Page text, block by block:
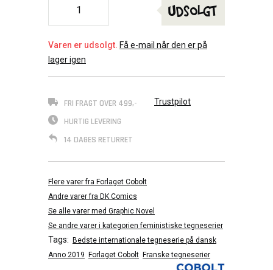
Udsolgt
Varen er udsolgt. Få e-mail når den er på
lager igen
FRI FRAGT OVER 499,-
HURTIG LEVERING
14 DAGES RETURRET
Trustpilot
Flere varer fra Forlaget Cobolt
Andre varer fra DK Comics
Se alle varer med Graphic Novel
Se andre varer i kategorien feministiske tegneserier
Tags:
Bedste internationale tegneserie​ på dansk
Anno 2019
Forlaget Cobolt Franske tegneserier